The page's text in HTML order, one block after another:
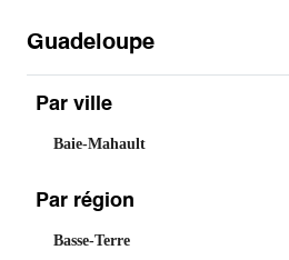
Guadeloupe
Par ville
Baie-Mahault
Par région
Basse-Terre